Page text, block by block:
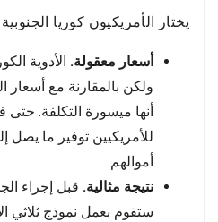
يختار الأمريكيون كوريا
أسعار معقولة. الأدوية
ولكن بالمقارنة مع أسعار
أنها ميسورة التكلفة.
أموالهم.
نتيجة مثالية. قبل إجراء
ستقوم بعمل نموذج ثلاثي